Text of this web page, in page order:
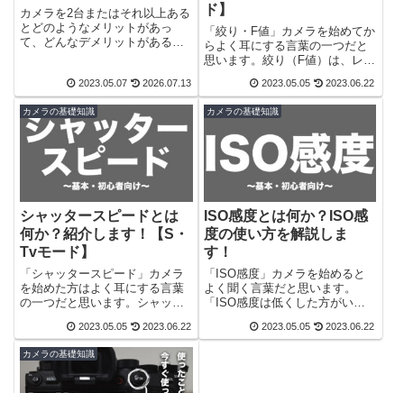
カメラを2台またはそれ以上ある
とどのようなメリットがあっ
て、どんなデメリットがあるの
お金はかかるがメリットが大き
いので、この記事を参考にして
いただければ幸いです。
2023.05.07 2026.07.13
ド】
「絞り・F値」カメラを始めてか
らよく耳にする言葉の一つだと
思います。絞り（F値）は、レン
値で、撮影において重要な役割
を果たします。今回はその絞
り・F値について紹介していきま
す。
2023.05.05 2023.06.22
カメラの基礎知識
シャッタースピードとは
何か？紹介します！【S・
Tvモード】
「シャッタースピード」カメラ
を始めた方はよく耳にする言葉
の一つだと思います。シャッタ
ッターが開いている時間を表し
ている値」で、撮影において重
要な役割を果たします。
2023.05.05 2023.06.22
カメラの基礎知識
ISO感度とは何か？ISO感
度の使い方を解説しま
す！
「ISO感度」カメラを始めると
よく聞く言葉だと思います。
「ISO感度は低くした方がい
様々あり、基本的には低くする
2023.05.05 2023.06.22
カメラの基礎知識